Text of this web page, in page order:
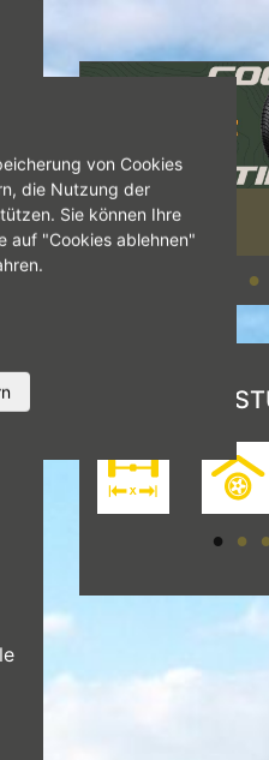
von Cookies
die Nutzung der
Sie können Ihre
auf "Cookies ablehnen"
UNSERE